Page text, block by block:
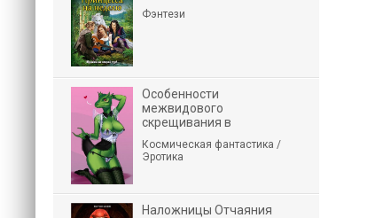
Фэнтези
Особенности
межвидового
скрещивания в
Космическая фантастика /
Эротика
Наложницы Отчаяния